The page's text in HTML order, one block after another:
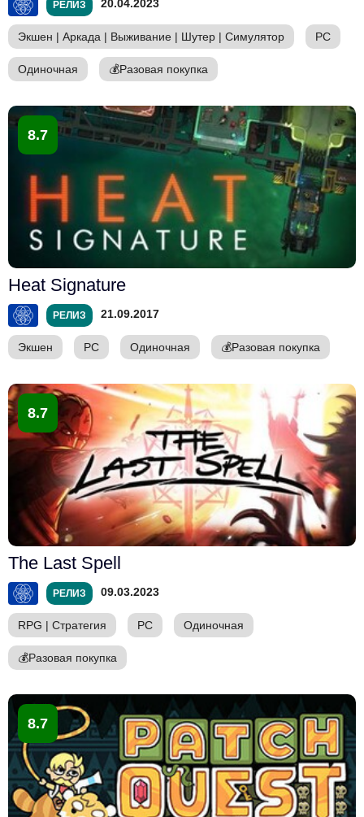
РЕЛИЗ 20.04.2023
Экшен | Аркада | Выживание | Шутер | Симулятор PC
Одиночная 💰Разовая покупка
8.7
Heat Signature
РЕЛИЗ 21.09.2017
Экшен PC Одиночная 💰Разовая покупка
8.7
The Last Spell
РЕЛИЗ 09.03.2023
RPG | Стратегия PC Одиночная
💰Разовая покупка
8.7